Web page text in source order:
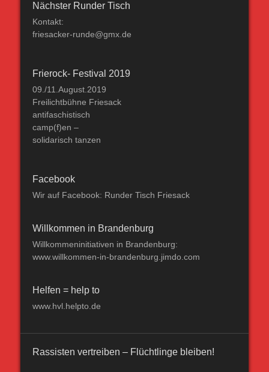
Nächster Runder Tisch
Kontakt:
friesacker-runde@gmx.de
Frierock- Festival 2019
09./11.August.2019
Freilichtbühne Friesack
antifaschistisch
camp(f)en –
solidarisch tanzen
Facebook
Wir auf Facebook: Runder Tisch Friesack
Willkommen in Brandenburg
Willkommeninitiativen in Brandenburg:
www.willkommen-in-brandenburg.jimdo.com
Helfen = help to
www.hvl.helpto.de
Rassisten vertreiben – Flüchtlinge bleiben!